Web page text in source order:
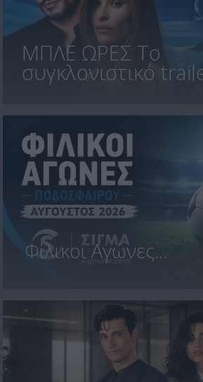
ΜΠΛΕ ΩΡΕΣ Το
συγκλονιστικό
Φίλικοι Αγώνες...